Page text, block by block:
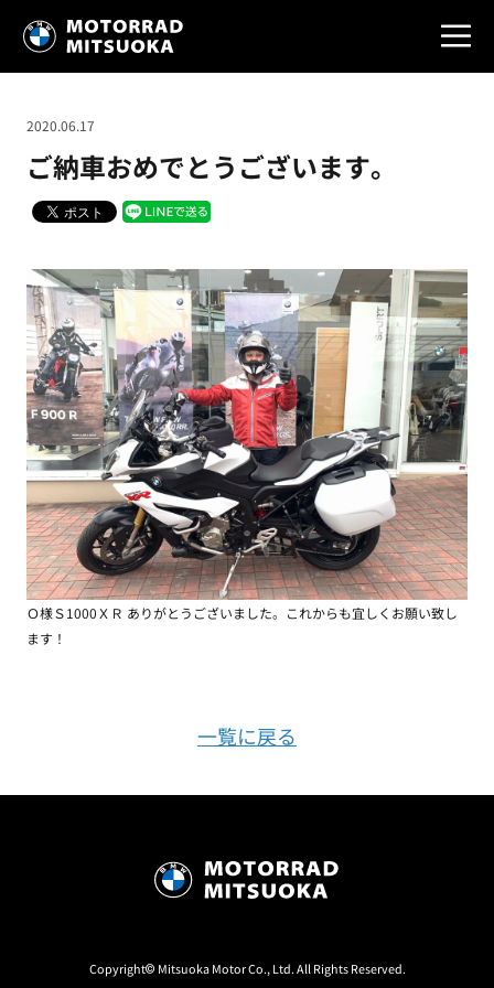
ご納車おめでとうございます。
2020.06.17
Ｏ様Ｓ1000ＸＲ ありがとうございました。これからも宜しくお願い致し
ます！
一覧に戻る
Copyright© Mitsuoka Motor Co., Ltd. All Rights Reserved.